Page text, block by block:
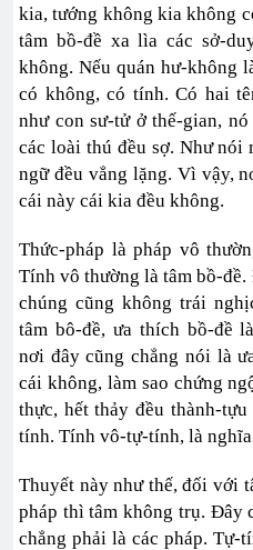
kia, tướng không kia không
tâm bồ-đề xa lìa các sở-
không. Nếu quán hư-không
có không, có tính. Có hai
như con sư-tử ở thế-gian,
các loài thú đều sợ. Như nói
ngữ đều vẳng lặng. Vì vậy,
cái này cái kia đều không.
Thức-pháp là pháp vô
Tính vô thường là tâm bồ-
chúng cũng không trái
tâm bô-đề, ưa thích bồ-đề
nơi đây cũng chẳng nói là
cái không, làm sao chứng
thực, hết thảy đều thành-
tính. Tính vô-tự-tính, là nghĩa
Thuyết này như thế, đối với
pháp thì tâm không trụ. Đây
chẳng phải là các pháp. Tự-